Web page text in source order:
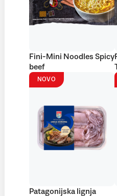
Fini-Mini Noodles Spicy
beef
NOVO
Patagonijska lignja